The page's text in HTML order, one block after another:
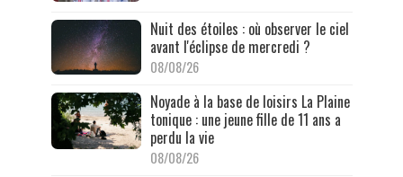
Nuit des étoiles : où observer le ciel
avant l'éclipse de mercredi ?
08/08/26
Noyade à la base de loisirs La Plaine
tonique : une jeune fille de 11 ans a
perdu la vie
08/08/26